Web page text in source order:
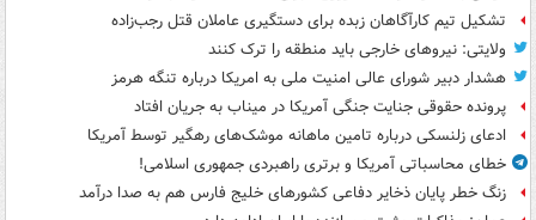
تشکیل تیم کارآگاهان زبده برای دستگیری عاملان قتل رجب‌زاده
ولایتی: نیروهای خارجی باید منطقه را ترک کنند
هشدار دبیر شورای عالی امنیت ملی به امریکا درباره تنگه هرمز
پرونده حقوقی جنایت جنگی آمریکا در میناب به جریان افتاد
ادعای زلنسکی درباره تامین ماهانه موشک‌های رهگیر توسط آمریکا
خطای محاسباتی آمریکا و برتری راهبردی جمهوری اسلامی!
زنگ خطر پایان ذخایر دفاعی کشورهای خلیج فارس هم به صدا درآمد